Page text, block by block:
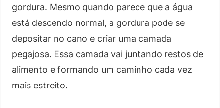
gordura. Mesmo quando parece que a água
está descendo normal, a gordura pode se
depositar no cano e criar uma camada
pegajosa. Essa camada vai juntando restos de
alimento e formando um caminho cada vez
mais estreito.